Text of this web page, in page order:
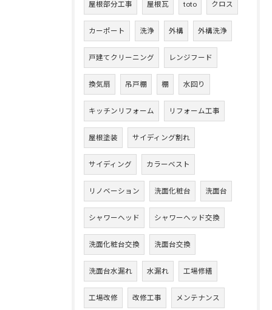
屋根部分工事 屋根瓦 toto クロス
カーポート 洗浄 外構 外構洗浄
戸建てクリーニング レンジフード
換気扇 吊戸棚 棚 水回り
キッチンリフォーム リフォーム工事
屋根塗装 サイディング割れ
サイディング カラーベスト
リノベーション 洗面化粧台 洗面台
シャワーヘッド シャワーヘッド交換
洗面化粧台交換 洗面台交換
洗面台水漏れ 水漏れ 工場修繕
工場改修 改修工事 メンテナンス